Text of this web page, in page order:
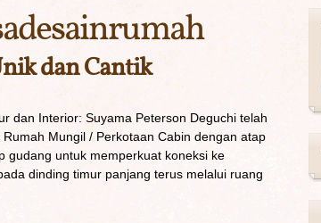
dan Cantik
dan Interior: Suyama Peterson Deguchi telah
Mungil / Perkotaan Cabin dengan atap
gudang untuk memperkuat koneksi ke
dinding timur panjang terus melalui ruang